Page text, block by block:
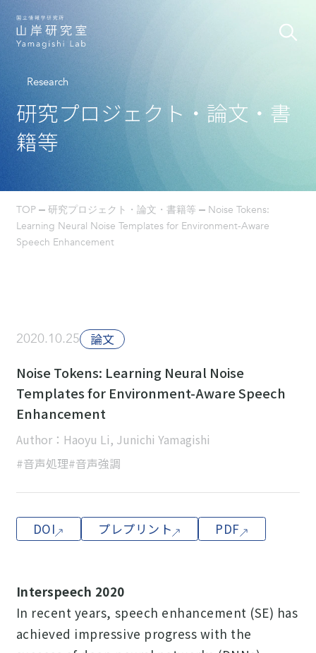
Research
研究プロジェクト・論文・書
籍等
TOP 研究プロジェクト・論文・書籍等
Noise Tokens:
Learning Neural Noise Templates for Environment-Aware
Speech Enhancement
2020.10.25 論文
Noise Tokens: Learning Neural Noise
Templates for Environment-Aware Speech
Enhancement
Author：Haoyu Li, Junichi Yamagishi
#音声処理#音声強調
DOI プレプリント PDF
Interspeech 2020
In recent years, speech enhancement (SE) has
achieved impressive progress with the